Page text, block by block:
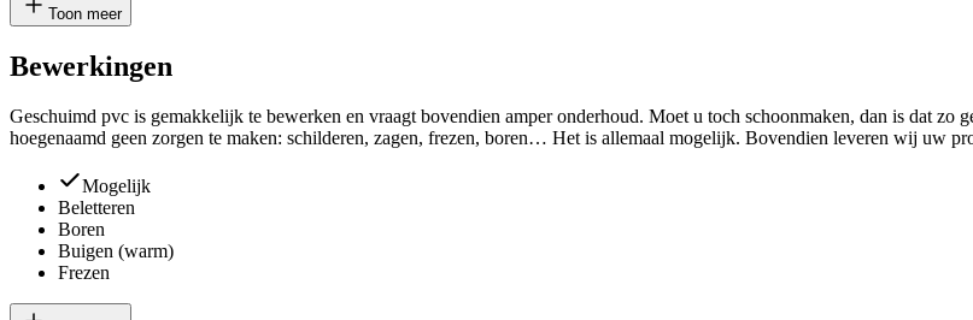
Toon meer
Bewerkingen
Geschuimd pvc is gemakkelijk te bewerken en vraagt bovendien amper onderhoud. Moet u toch schoonmaken, dan is dat zo
hoegenaamd geen zorgen te maken: schilderen, zagen, frezen, boren… Het is allemaal mogelijk. Bovendien leveren wij uw
Mogelijk
Beletteren
Boren
Buigen (warm)
Frezen